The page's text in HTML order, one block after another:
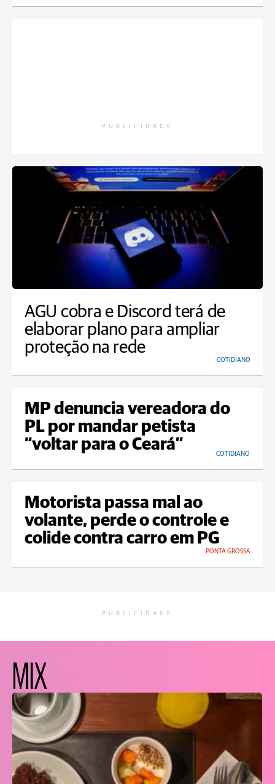
PUBLICIDADE
AGU cobra e Discord terá de
elaborar plano para ampliar
proteção na rede
COTIDIANO
MP denuncia vereadora do
PL por mandar petista
“voltar para o Ceará”
COTIDIANO
Motorista passa mal ao
volante, perde o controle e
colide contra carro em PG
PONTA GROSSA
PUBLICIDADE
MIX